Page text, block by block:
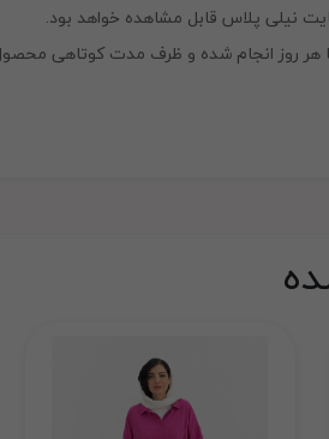
نیلی پلاس قابل مشاهده خواهد بود.
هر روز انجام شده و ظرف مدت کوتاهی